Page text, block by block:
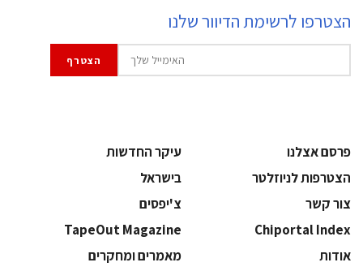
הצטרפו לרשימת הדיוור שלנו
פרסם אצלנו
עיקר החדשות
הצטרפות לניוזלטר
בישראל
צור קשר
צ'יפסים
Chiportal Index
TapeOut Magazine
אודות
מאמרים ומחקרים